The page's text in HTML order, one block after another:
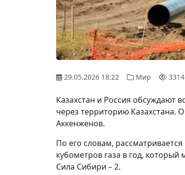
29.05.2026 18:22 Мир 3314
Казахстан и Россия обсуждают
через территорию Казахстана.
Аккенженов.
По его словам,
кубометров газа в год,
Сила Сибири – 2.